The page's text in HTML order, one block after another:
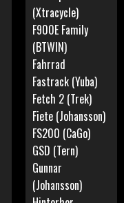
(Xtracycle)
F900E Family
(BTWIN)
Fahrrad
Fastrack (Yuba)
Fetch 2 (Trek)
Fiete (Johansson)
FS200 (CaGo)
GSD (Tern)
Gunnar
(Johansson)